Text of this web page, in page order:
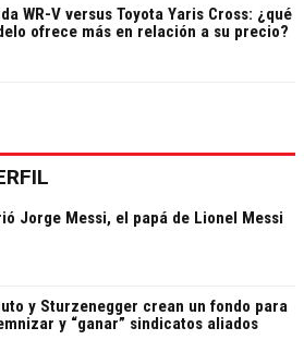
WR-V versus Toyota Yaris Cross: ¿qué
ofrece más en relación a su precio?
Jorge Messi, el papá de Lionel Messi
y Sturzenegger crean un fondo para
y “ganar” sindicatos aliados